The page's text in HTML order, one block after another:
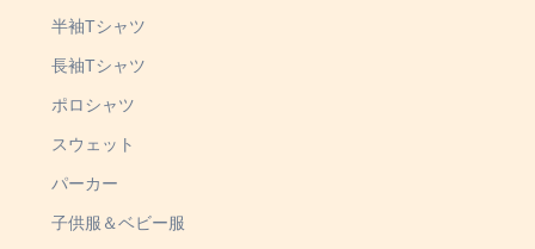
半袖Tシャツ
長袖Tシャツ
ポロシャツ
スウェット
パーカー
子供服＆ベビー服